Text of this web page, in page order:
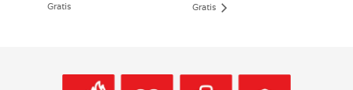
Gratis
Gratis